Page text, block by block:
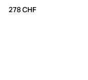
278 CHF